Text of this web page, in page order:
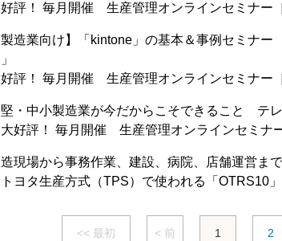
評！ 毎月開催 生産管理オンラインセミナー
製造業向け】「kintone」の基本＆事例セミナ
評！ 毎月開催 生産管理オンラインセミナー
・中小製造業が今だからこそできること テ
大好評！ 毎月開催 生産管理オンラインセミナ
現場から事務作業、建設、病院、店舗運営ま
トヨタ生産方式（TPS）で使われる「OTRS10
<< 最初 < 前 1 2